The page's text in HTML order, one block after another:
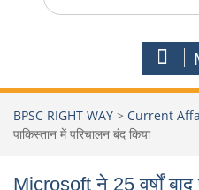
BPSC RIGHT WAY > Current
पाकिस्तान में परिचालन बंद किया
Microsoft ने 25 वर्षों